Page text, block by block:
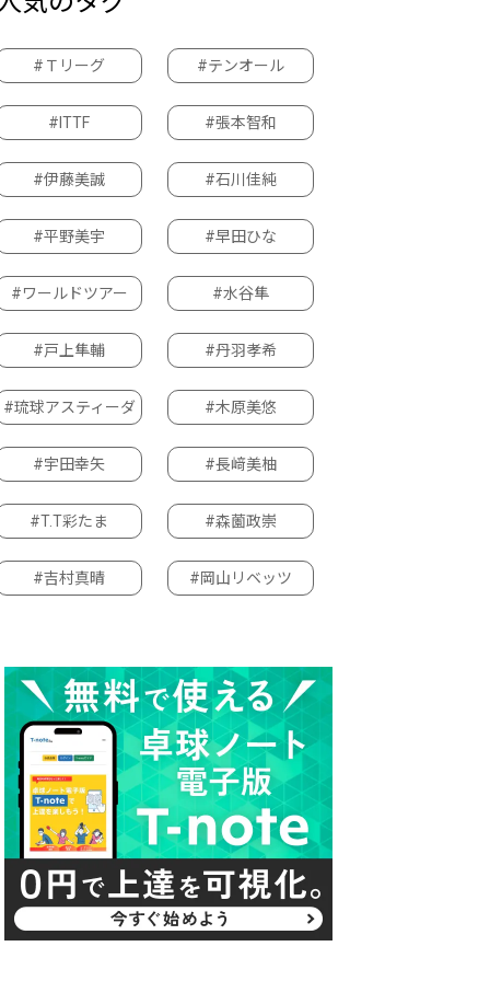
#Ｔリーグ #テンオール
#ITTF #張本智和
#伊藤美誠 #石川佳純
#平野美宇 #早田ひな
#ワールドツアー #水谷隼
#戸上隼輔 #丹羽孝希
#琉球アスティーダ #木原美悠
#宇田幸矢 #長﨑美柚
#T.T彩たま #森薗政崇
#吉村真晴 #岡山リベッツ